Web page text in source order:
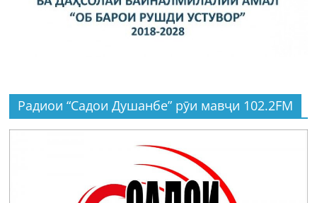
Радиои “Садои Душанбе” рӯи мавҷи 102.2FM